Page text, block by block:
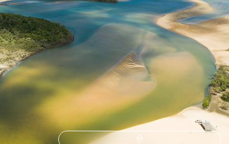
Le GuideLençois Maranhenses
Conseils pratiques, témoignages et inspirations pour bien préparer son